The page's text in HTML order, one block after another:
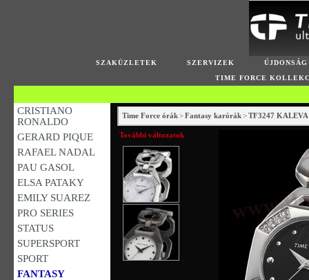
SZAKÜZLETEK SZERVIZEK
ÚJDONSÁG
TIME FORCE
CRISTIANO
RONALDO
GERARD PIQUE
RAFAEL NADAL
PAU GASOL
ELSA PATAKY
EMILY SUAREZ
PRO SERIES
STATUS
SUPERSPORT
SPORT
FANTASY
Time Force órák>Fantasy karórák>TF3247 KALEVA
További változatok